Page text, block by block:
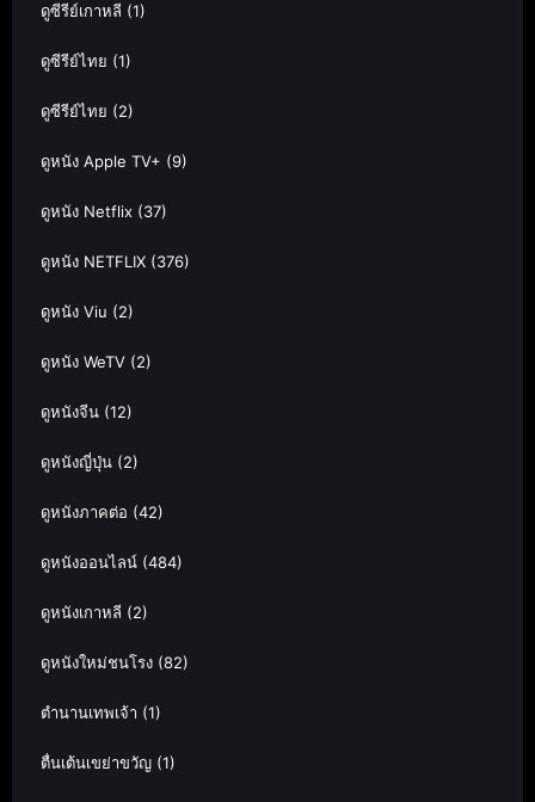
ดูซีรีย์เกาหลี (1)
ดูซีรีย์ไทย (1)
ดูซีรีย์ไทย (2)
ดูหนัง Apple TV+ (9)
ดูหนัง Netflix (37)
ดูหนัง NETFLIX (376)
ดูหนัง Viu (2)
ดูหนัง WeTV (2)
ดูหนังจีน (12)
ดูหนังญี่ปุ่น (2)
ดูหนังภาคต่อ (42)
ดูหนังออนไลน์ (484)
ดูหนังเกาหลี (2)
ดูหนังใหม่ชนโรง (82)
ตำนานเทพเจ้า (1)
ตื่นเต้นเขย่าขวัญ (1)